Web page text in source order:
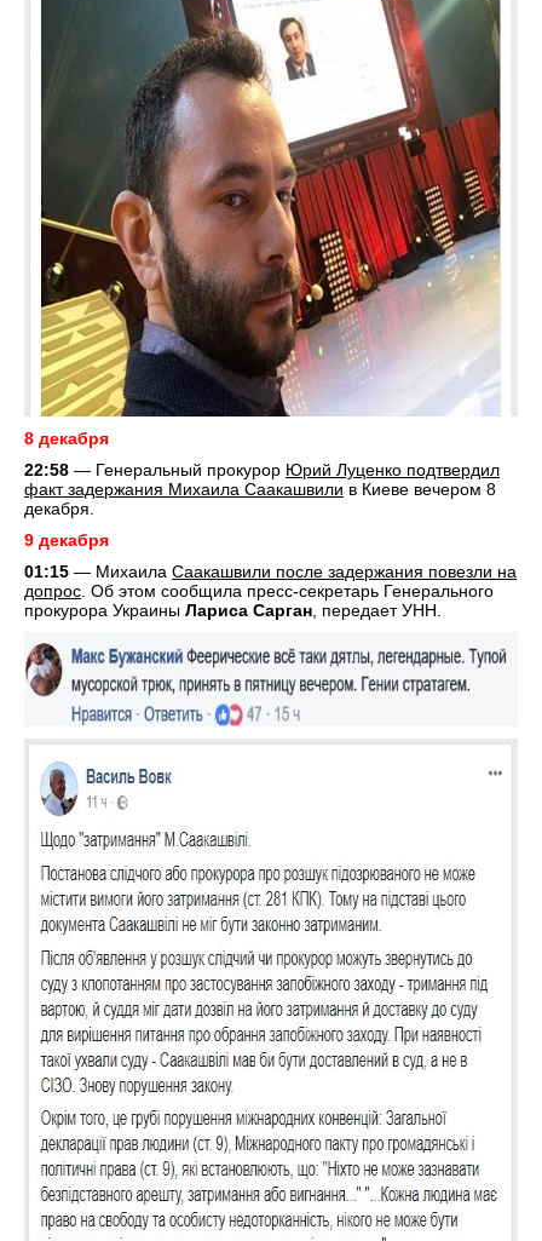
8 декабря
22:58 — Генеральный прокурор Юрий Луценко подтвердил
факт задержания Михаила Саакашвили в Киеве вечером 8
декабря.
9 декабря
01:15 — Михаила Саакашвили после задержания повезли на
допрос. Об этом сообщила пресс-секретарь Генерального
прокурора Украины Лариса Сарган, передает УНН.